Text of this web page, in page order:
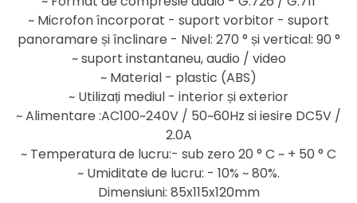
~ Microfon încorporat - suport vorbitor - suport
panoramare și înclinare - Nivel: 270 ° și vertical: 90 °
~ suport instantaneu, audio / video
~ Material - plastic (ABS)
~ Utilizați mediul - interior și exterior
~ Alimentare :AC100~240V / 50~60Hz si iesire DC5V /
2.0A
~ Temperatura de lucru:- sub zero 20 ° C ~ + 50 ° C
~ Umiditate de lucru: - 10% ~ 80%.
Dimensiuni: 85x115x120mm